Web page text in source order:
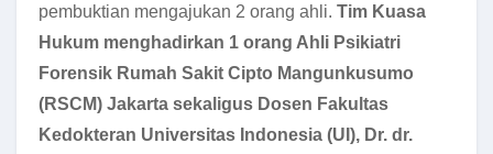
pembuktian mengajukan 2 orang ahli. Tim Kuasa
Hukum menghadirkan 1 orang Ahli Psikiatri
Forensik Rumah Sakit Cipto Mangunkusumo
(RSCM) Jakarta sekaligus Dosen Fakultas
Kedokteran Universitas Indonesia (UI), Dr. dr.